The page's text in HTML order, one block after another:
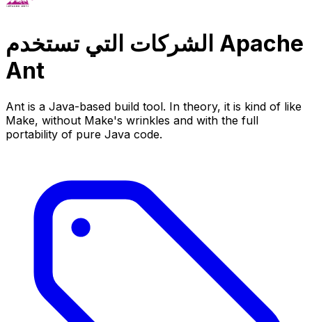
الشركات التي تستخدم Apache
Ant
Ant is a Java-based build tool. In theory, it is kind of like
Make, without Make's wrinkles and with the full
portability of pure Java code.